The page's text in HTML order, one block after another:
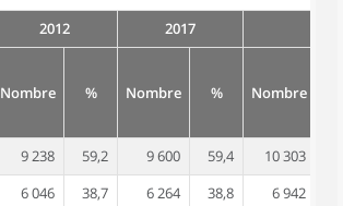
2012 2017
Nombre % Nombre % Nombre
9 238 59,2 9 600 59,4 10 303
6 046 38,7 6 264 38,8 6 942